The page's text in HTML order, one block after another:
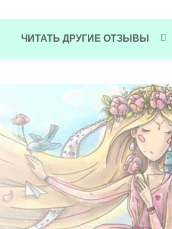
ЧИТАТЬ ДРУГИЕ ОТЗЫВЫ